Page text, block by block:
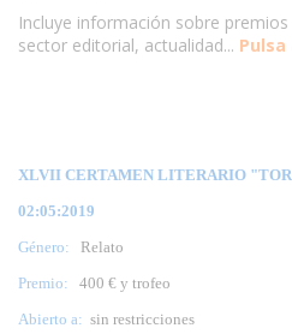
Incluye información sobre
sector editorial, actualidad... Pulsa
XLVII CERTAMEN LITERARIO
02:05:2019
Género: Relato
Premio:
400 € y trofeo
Abierto a: sin restricciones